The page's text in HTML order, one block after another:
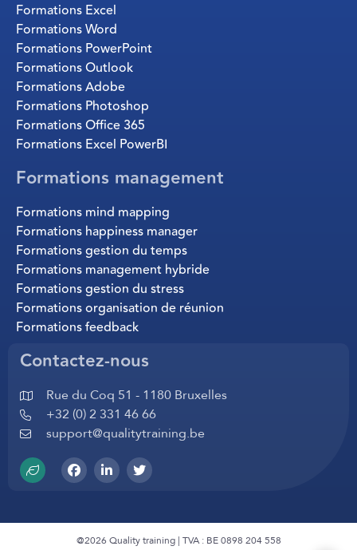
Formations Excel
Formations Word
Formations PowerPoint
Formations Outlook
Formations Adobe
Formations Photoshop
Formations Office 365
Formations Excel PowerBI
Formations management
Formations mind mapping
Formations happiness manager
Formations gestion du temps
Formations management hybride
Formations gestion du stress
Formations organisation de réunion
Formations feedback
Contactez-nous
Rue du Coq 51 - 1180 Bruxelles
+32 (0) 2 331 46 66
support@qualitytraining.be
@2026 Quality training | TVA : BE 0898 204 558